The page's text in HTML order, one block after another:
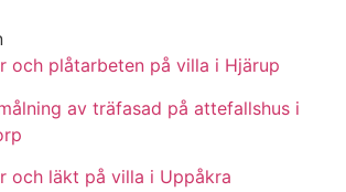
och plåtarbeten på villa i Hjärup
av träfasad på attefallshus i
och läkt på villa i Uppåkra